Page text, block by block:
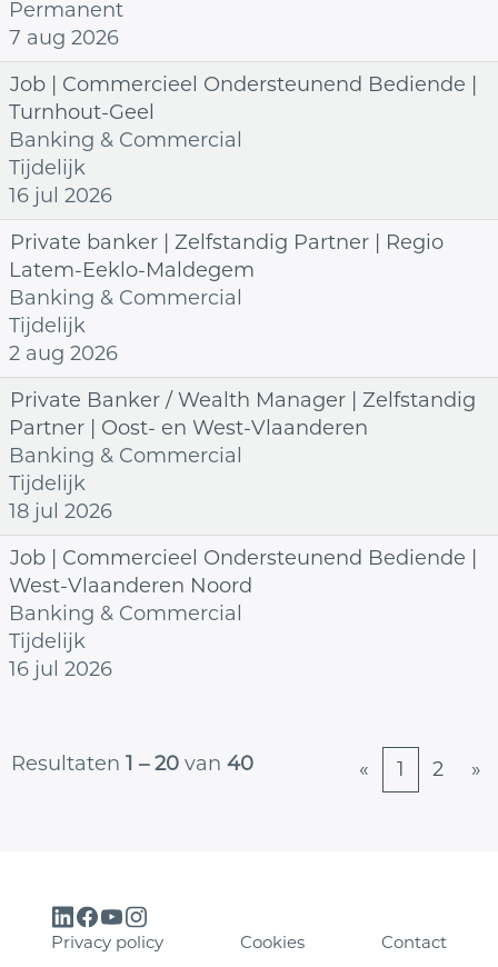
Permanent
7 aug 2026
Job | Commercieel Ondersteunend Bediende |
Turnhout-Geel
Banking & Commercial
Tijdelijk
16 jul 2026
Private banker | Zelfstandig Partner | Regio
Latem-Eeklo-Maldegem
Banking & Commercial
Tijdelijk
2 aug 2026
Private Banker / Wealth Manager | Zelfstandig
Partner | Oost- en West-Vlaanderen
Banking & Commercial
Tijdelijk
18 jul 2026
Job | Commercieel Ondersteunend Bediende |
West-Vlaanderen Noord
Banking & Commercial
Tijdelijk
16 jul 2026
Resultaten 1 – 20 van 40 « 1 2 »
Privacy policy Cookies Contact